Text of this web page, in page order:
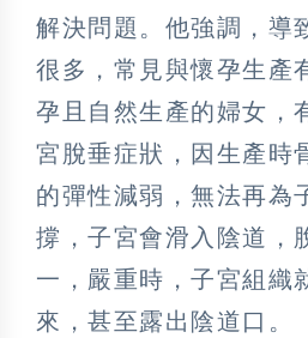
解決問題。他強調，導
很多，常見與懷孕生產
孕且自然生產的婦女，
宮脫垂症狀，因生產時
的彈性減弱，無法再為
撐，子宮會滑入陰道，
一，嚴重時，子宮組織
來，甚至露出陰道口。